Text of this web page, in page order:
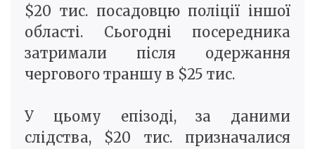
$20 тис. посадовцю поліції іншої
області. Сьогодні посередника
затримали після одержання
чергового траншу в $25 тис.
У цьому епізоді, за даними
слідства, $20 тис. призначалися